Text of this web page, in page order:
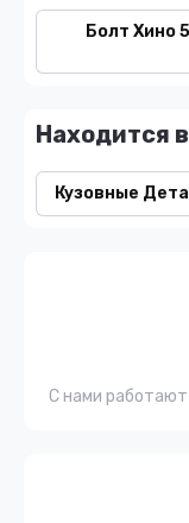
Болт Хино
Находится
Кузовные
С нами